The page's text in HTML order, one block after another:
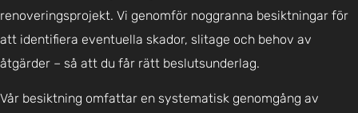
renoveringsprojekt. Vi genomför noggranna besiktningar för
att identifiera eventuella skador, slitage och behov av
åtgärder – så att du får rätt beslutsunderlag.
Vår besiktning omfattar en systematisk genomgång av